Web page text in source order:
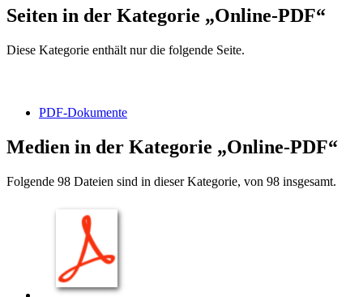
Seiten in der Kategorie „Online-PDF“
Diese Kategorie enthält nur die folgende Seite.
PDF-Dokumente
Medien in der Kategorie „Online-PDF“
Folgende 98 Dateien sind in dieser Kategorie, von 98 insgesamt.